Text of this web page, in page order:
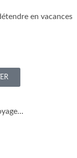
en vacances